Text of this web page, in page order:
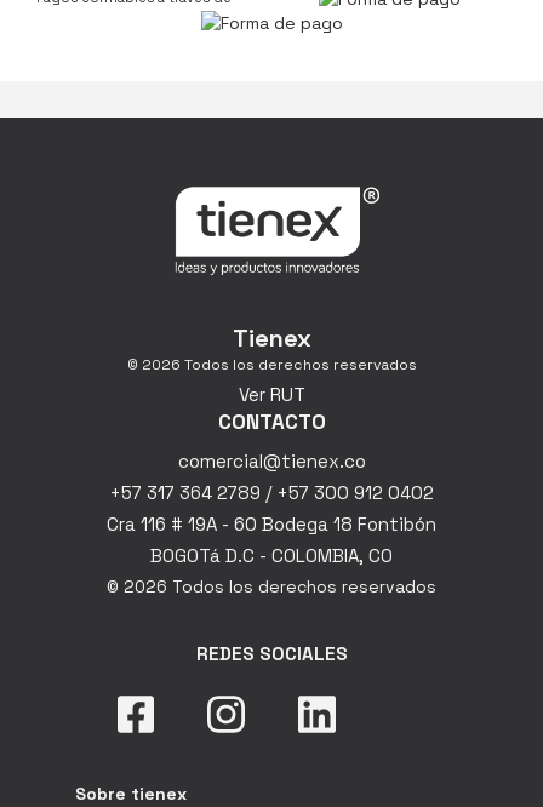
Tienex
© 2026 Todos los derechos reservados
Ver RUT
CONTACTO
comercial@tienex.co
+57 317 364 2789 / +57 300 912 0402
Cra 116 # 19A - 60 Bodega 18 Fontibón
BOGOTá D.C - COLOMBIA, CO
© 2026 Todos los derechos reservados
REDES SOCIALES
Sobre tienex